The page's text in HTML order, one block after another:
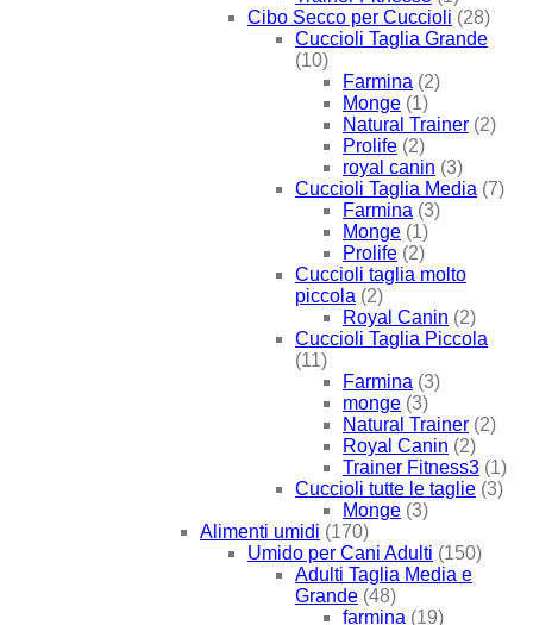
Cibo Secco per Cuccioli (28)
Cuccioli Taglia Grande
(10)
Farmina (2)
Monge (1)
Natural Trainer (2)
Prolife (2)
royal canin (3)
Cuccioli Taglia Media (7)
Farmina (3)
Monge (1)
Prolife (2)
Cuccioli taglia molto
piccola (2)
Royal Canin (2)
Cuccioli Taglia Piccola
(11)
Farmina (3)
monge (3)
Natural Trainer (2)
Royal Canin (2)
Trainer Fitness3 (1)
Cuccioli tutte le taglie (3)
Monge (3)
Alimenti umidi (170)
Umido per Cani Adulti (150)
Adulti Taglia Media e
Grande (48)
farmina (19)